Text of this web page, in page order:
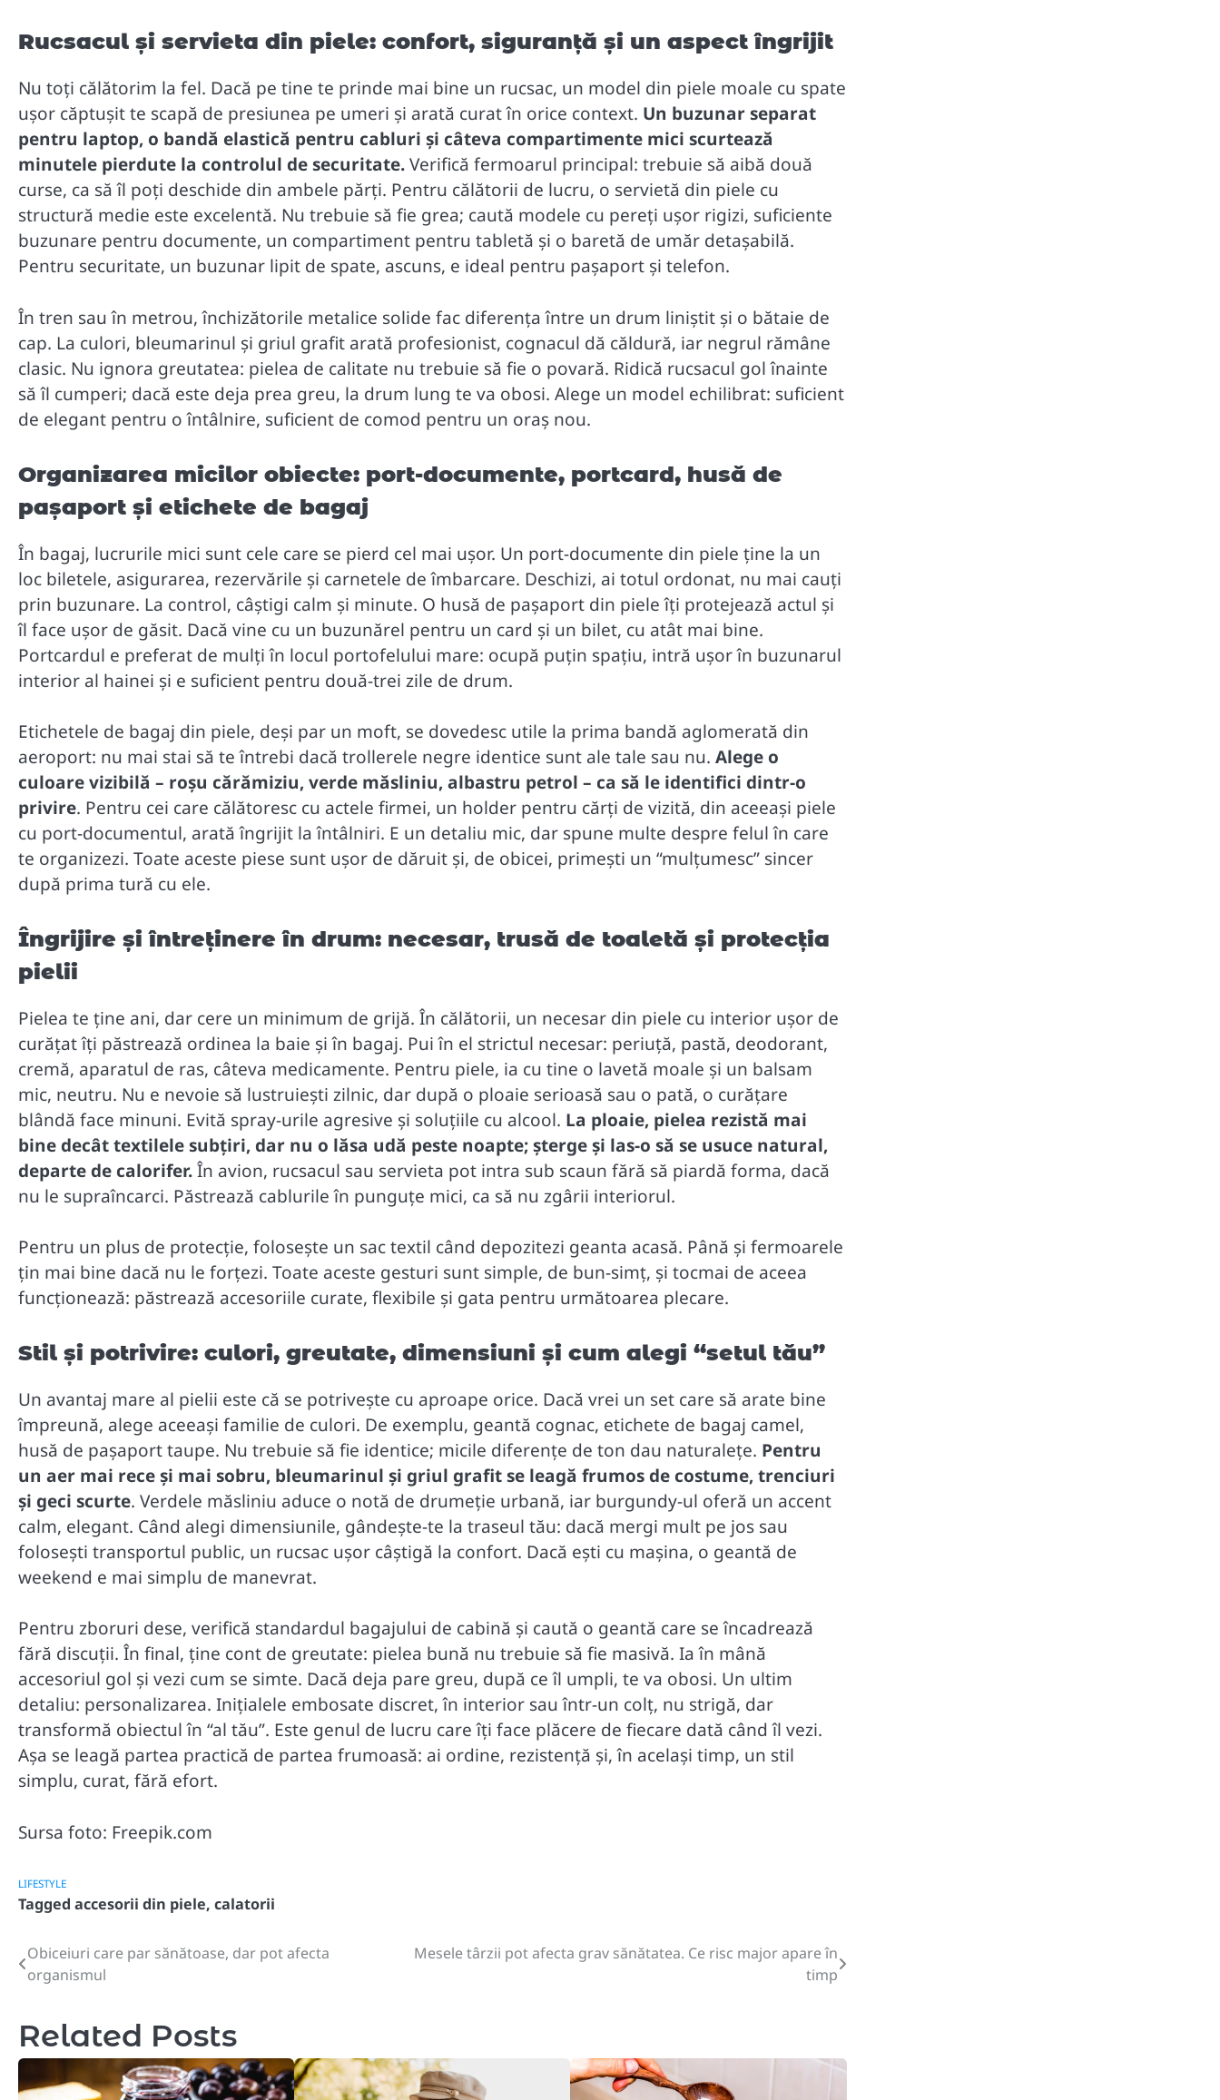
Rucsacul și servieta din piele: confort, siguranță și un aspect îngrijit
Nu toți călătorim la fel. Dacă pe tine te prinde mai bine un rucsac, un model din piele moale cu spate
ușor căptușit te scapă de presiunea pe umeri și arată curat în orice context. Un buzunar separat
pentru laptop, o bandă elastică pentru cabluri și câteva compartimente mici scurtează
minutele pierdute la controlul de securitate.Verifică fermoarul principal: trebuie să aibă două
curse, ca să îl poți deschide din ambele părți. Pentru călătorii de lucru, o servietă din piele cu
structură medie este excelentă. Nu trebuie să fie grea; caută modele cu pereți ușor rigizi, suficiente
buzunare pentru documente, un compartiment pentru tabletă și o baretă de umăr detașabilă.
Pentru securitate, un buzunar lipit de spate, ascuns, e ideal pentru pașaport și telefon.
În tren sau în metrou, închizătorile metalice solide fac diferența între un drum liniștit și o bătaie de
cap. La culori, bleumarinul și griul grafit arată profesionist, cognacul dă căldură, iar negrul rămâne
clasic. Nu ignora greutatea: pielea de calitate nu trebuie să fie o povară. Ridică rucsacul gol înainte
să îl cumperi; dacă este deja prea greu, la drum lung te va obosi. Alege un model echilibrat: suficient
de elegant pentru o întâlnire, suficient de comod pentru un oraș nou.
Organizarea micilor obiecte: port-documente, portcard, husă de
pașaport și etichete de bagaj
În bagaj, lucrurile mici sunt cele care se pierd cel mai ușor. Un port-documente din piele ține la un
loc biletele, asigurarea, rezervările și carnetele de îmbarcare. Deschizi, ai totul ordonat, nu mai cauți
prin buzunare. La control, câștigi calm și minute. O husă de pașaport din piele îți protejează actul și
îl face ușor de găsit. Dacă vine cu un buzunărel pentru un card și un bilet, cu atât mai bine.
Portcardul e preferat de mulți în locul portofelului mare: ocupă puțin spațiu, intră ușor în buzunarul
interior al hainei și e suficient pentru două-trei zile de drum.
Etichetele de bagaj din piele, deși par un moft, se dovedesc utile la prima bandă aglomerată din
aeroport: nu mai stai să te întrebi dacă trollerele negre identice sunt ale tale sau nu. Alege o
culoare vizibilă – roșu cărămiziu, verde măsliniu, albastru petrol – ca să le identifici dintr-o
privire. Pentru cei care călătoresc cu actele firmei, un holder pentru cărți de vizită, din aceeași piele
cu port-documentul, arată îngrijit la întâlniri. E un detaliu mic, dar spune multe despre felul în care
te organizezi. Toate aceste piese sunt ușor de dăruit și, de obicei, primești un “mulțumesc” sincer
după prima tură cu ele.
Îngrijire și întreținere în drum: necesar, trusă de toaletă și protecția
pielii
Pielea te ține ani, dar cere un minimum de grijă. În călătorii, un necesar din piele cu interior ușor de
curățat îți păstrează ordinea la baie și în bagaj. Pui în el strictul necesar: periuță, pastă, deodorant,
cremă, aparatul de ras, câteva medicamente. Pentru piele, ia cu tine o lavetă moale și un balsam
mic, neutru. Nu e nevoie să lustruiești zilnic, dar după o ploaie serioasă sau o pată, o curățare
blândă face minuni. Evită spray-urile agresive și soluțiile cu alcool. La ploaie, pielea rezistă mai
bine decât textilele subțiri, dar nu o lăsa udă peste noapte; șterge și las-o să se usuce natural,
departe de calorifer.În avion, rucsacul sau servieta pot intra sub scaun fără să piardă forma, dacă
nu le supraîncarci. Păstrează cablurile în punguțe mici, ca să nu zgârii interiorul.
Pentru un plus de protecție, folosește un sac textil când depozitezi geanta acasă. Până și fermoarele
țin mai bine dacă nu le forțezi. Toate aceste gesturi sunt simple, de bun-simț, și tocmai de aceea
funcționează: păstrează accesoriile curate, flexibile și gata pentru următoarea plecare.
Stil și potrivire: culori, greutate, dimensiuni și cum alegi “setul tău”
Un avantaj mare al pielii este că se potrivește cu aproape orice. Dacă vrei un set care să arate bine
împreună, alege aceeași familie de culori. De exemplu, geantă cognac, etichete de bagaj camel,
husă de pașaport taupe. Nu trebuie să fie identice; micile diferențe de ton dau naturalețe. Pentru
un aer mai rece și mai sobru, bleumarinul și griul grafit se leagă frumos de costume, trenciuri
și geci scurte. Verdele măsliniu aduce o notă de drumeție urbană, iar burgundy-ul oferă un accent
calm, elegant. Când alegi dimensiunile, gândește-te la traseul tău: dacă mergi mult pe jos sau
folosești transportul public, un rucsac ușor câștigă la confort. Dacă ești cu mașina, o geantă de
weekend e mai simplu de manevrat.
Pentru zboruri dese, verifică standardul bagajului de cabină și caută o geantă care se încadrează
fără discuții. În final, ține cont de greutate: pielea bună nu trebuie să fie masivă. Ia în mână
accesoriul gol și vezi cum se simte. Dacă deja pare greu, după ce îl umpli, te va obosi. Un ultim
detaliu: personalizarea. Inițialele embosate discret, în interior sau într-un colț, nu strigă, dar
transformă obiectul în “al tău”. Este genul de lucru care îți face plăcere de fiecare dată când îl vezi.
Așa se leagă partea practică de partea frumoasă: ai ordine, rezistență și, în același timp, un stil
simplu, curat, fără efort.
Sursa foto: Freepik.com
LIFESTYLE
Tagged accesorii din piele, calatorii
Post
navigation
Obiceiuri care par sănătoase, dar pot afecta
organismul
Mesele târzii pot afecta grav sănătatea. Ce risc major apare în
timp
Related Posts